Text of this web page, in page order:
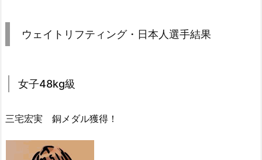
ウェイトリフティング・日本人選手結果
女子48kg級
三宅宏実 銅メダル獲得！